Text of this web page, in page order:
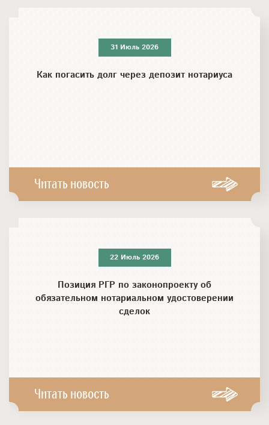
31 Июль 2026
Как погасить долг через депозит нотариуса
Читать новость
22 Июль 2026
Позиция РГР по законопроекту об
обязательном нотариальном удостоверении
сделок
Читать новость